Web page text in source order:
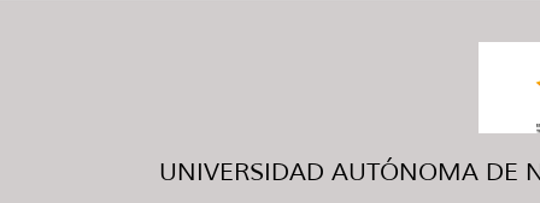
UNIVERSIDAD AUTÓNOMA DE